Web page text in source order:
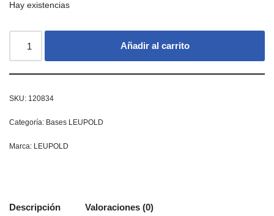
Hay existencias
Añadir al carrito
SKU: 120834
Categoría: Bases LEUPOLD
Marca: LEUPOLD
Descripción Valoraciones (0)